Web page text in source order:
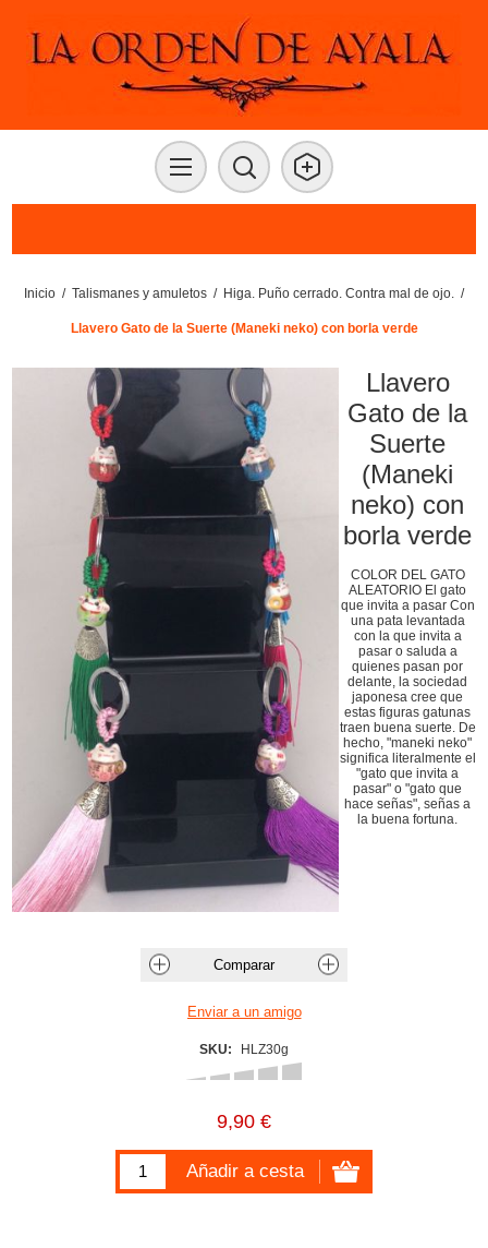
Inicio / Talismanes y amuletos / Higa. Puño cerrado. Contra mal de ojo. /
Llavero Gato de la Suerte (Maneki neko) con borla verde
Llavero
Gato de la
Suerte
(Maneki
neko) con
borla verde
COLOR DEL GATO
ALEATORIO El gato
que invita a pasar Con
una pata levantada
con la que invita a
pasar o saluda a
quienes pasan por
delante, la sociedad
japonesa cree que
estas figuras gatunas
traen buena suerte. De
hecho, "maneki neko"
significa literalmente el
"gato que invita a
pasar" o "gato que
hace señas", señas a
la buena fortuna.
SKU: HLZ30g
9,90 €